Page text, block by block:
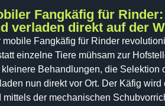
Fangkäfig für
verladen direkt auf der
mobile Fangkäfig für Rinder
einzelne Tiere mühsam zur
kleinere Behandlungen, die Selektion
nun direkt vor Ort. Der Käfig
mittels der mechanischen